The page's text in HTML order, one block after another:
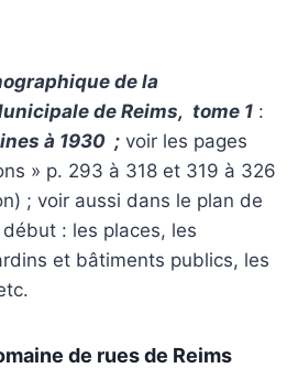
de la
de Reims, tome 1 :
à 1930 ; voir les pages
» p. 293 à 318 et 319 à 326
; voir aussi dans le plan de
: les places, les
et bâtiments publics, les
de rues de Reims